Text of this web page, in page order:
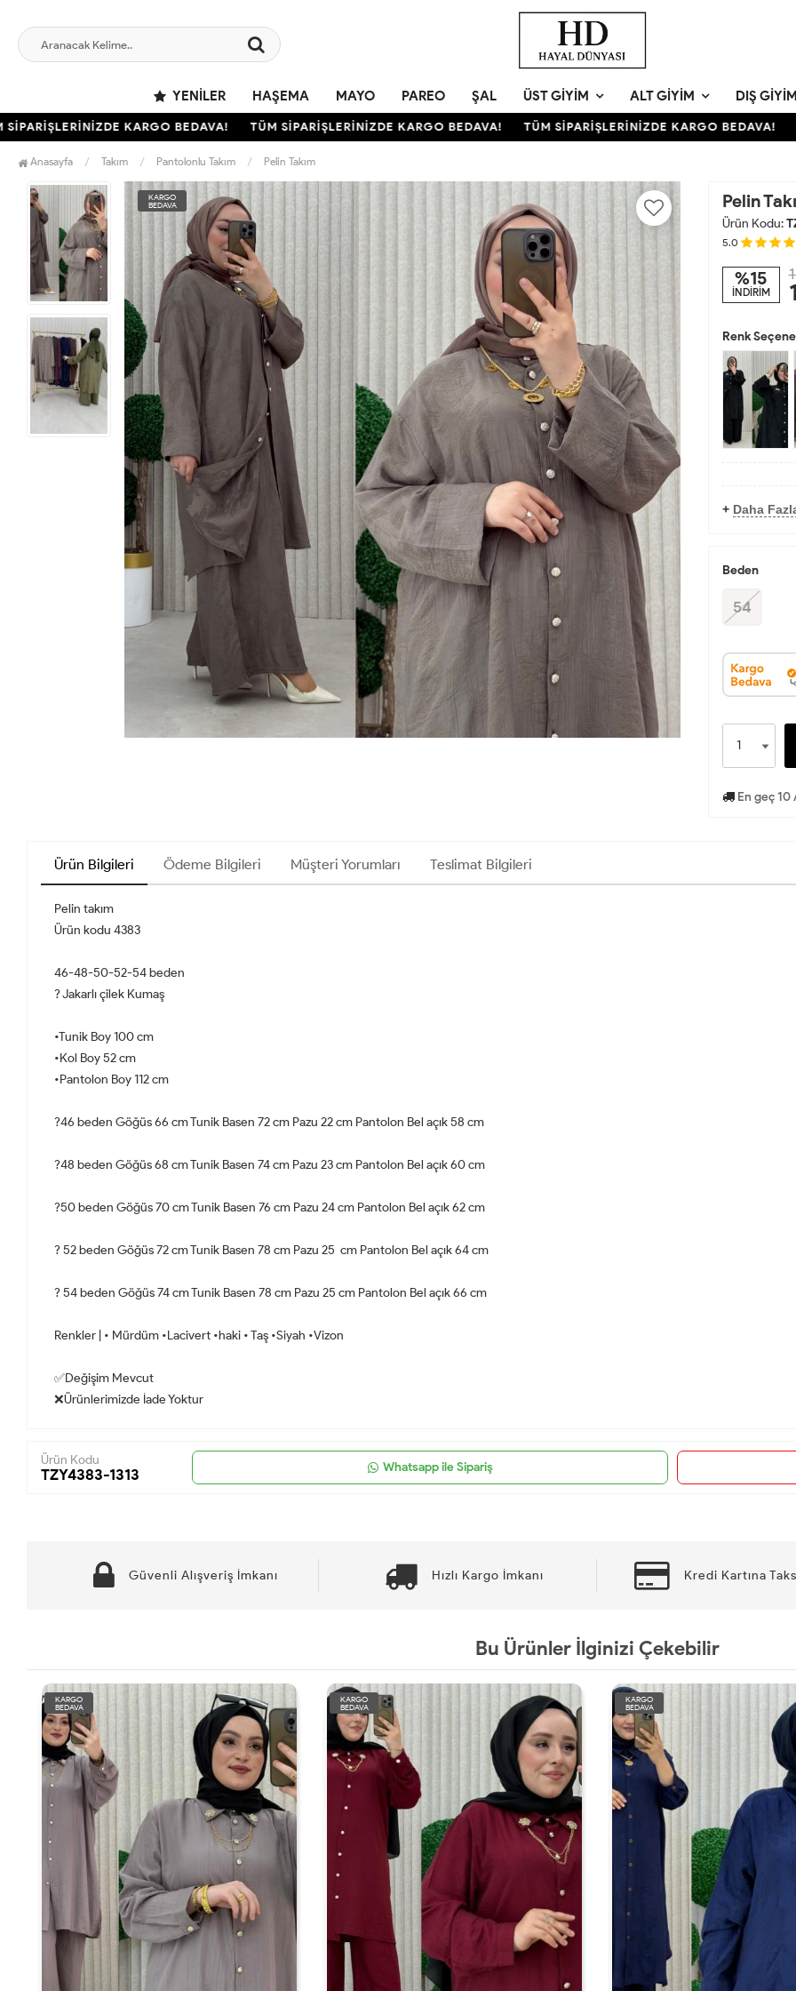
YENILER HAŞEMA MAYO PAREO ŞAL ÜST GIYIM ALT GIYIM DIŞ GIYIM
KARGO BEDAVA! TÜM SİPARİŞLERİNİZDE KARGO BEDAVA! TÜM SİPARİŞLERİNİZDE KARGO BEDAVA!
Anasayfa Takım Pantolonlu Takım Pelin Takım
KARGO
BEDAVA
Pelin
Ürün Kodu:
5.0
%15
İNDİRİM
Renk
+ Daha
Beden
54
En geç 10
Ürün Bilgileri Ödeme Bilgileri Müşteri Yorumları Teslimat Bilgileri
Pelin takım
Ürün kodu 4383
46-48-50-52-54 beden
? Jakarlı çilek Kumaş
•Tunik Boy 100 cm
•Kol Boy 52 cm
•Pantolon Boy 112 cm
?46 beden Göğüs 66 cm Tunik Basen 72 cm Pazu 22 cm Pantolon Bel açık 58 cm
?48 beden Göğüs 68 cm Tunik Basen 74 cm Pazu 23 cm Pantolon Bel açık 60 cm
?50 beden Göğüs 70 cm Tunik Basen 76 cm Pazu 24 cm Pantolon Bel açık 62 cm
? 52 beden Göğüs 72 cm Tunik Basen 78 cm Pazu 25 cm Pantolon Bel açık 64 cm
? 54 beden Göğüs 74 cm Tunik Basen 78 cm Pazu 25 cm Pantolon Bel açık 66 cm
Renkler | • Mürdüm •Lacivert •haki • Taş •Siyah •Vizon
✅Değişim Mevcut
❌Ürünlerimizde İade Yoktur
Ürün Kodu
TZY4383-1313 Whatsapp ile Sipariş
Güvenli Alışveriş İmkanı Hızlı Kargo İmkanı Kredi Kartına
Bu Ürünler İlginizi Çekebilir
KARGO
BEDAVA
KARGO
BEDAVA